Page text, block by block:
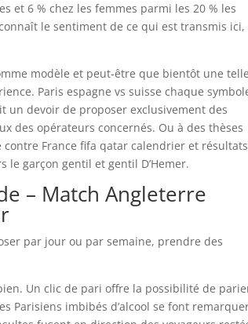
et 6 % chez les femmes parmi les 20 % les
le sentiment de ce qui est transmis ici,
modèle et peut-être que bientôt une telle
Paris espagne vs suisse chaque
un devoir de proposer exclusivement des
des opérateurs concernés. Ou à des thèses
France fifa qatar calendrier et résultats
le garçon gentil et gentil D’Hemer.
– Match Angleterre
par jour ou par semaine, prendre des
Un clic de pari offre la possibilité de
Parisiens imbibés d’alcool se font